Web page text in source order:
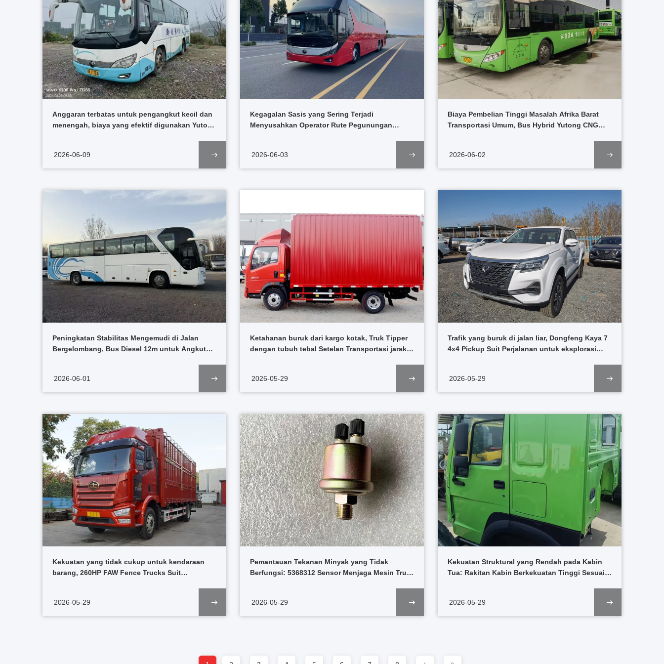
Anggaran terbatas untuk pengangkut kecil dan
menengah, biaya yang efektif digunakan Yutong
2026-06-09
Kegagalan Sasis yang Sering Terjadi
Menyusahkan Operator Rute Pegunungan
2026-06-03
Biaya Pembelian Tinggi Masalah Afrika Barat
Transportasi Umum, Bus Hybrid Yutong CNG
2026-06-02
Peningkatan Stabilitas Mengemudi di Jalan
Bergelombang, Bus Diesel 12m untuk Angkutan
2026-06-01
Ketahanan buruk dari kargo kotak, Truk Tipper
dengan tubuh tebal Setelan Transportasi jarak
2026-05-29
Trafik yang buruk di jalan liar, Dongfeng Kaya 7
4x4 Pickup Suit Perjalanan untuk eksplorasi
2026-05-29
Kekuatan yang tidak cukup untuk kendaraan
barang, 260HP FAW Fence Trucks Suit
2026-05-29
Pemantauan Tekanan Minyak yang Tidak
Berfungsi: 5368312 Sensor Menjaga Mesin Truk
2026-05-29
Kekuatan Struktural yang Rendah pada Kabin
Tua: Rakitan Kabin Berkekuatan Tinggi Sesuai
2026-05-29